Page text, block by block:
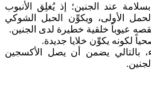
عند الجنين؛ إذ يُغلِق الأنبوب
الأولى، ويكوِّن الحبل الشوكي
عيوباً خلقية خطيرة لدى الجنين.
لكونه يكوِّن خلايا جديدة.
بالتالي يضمن أن يصل الأكسجين